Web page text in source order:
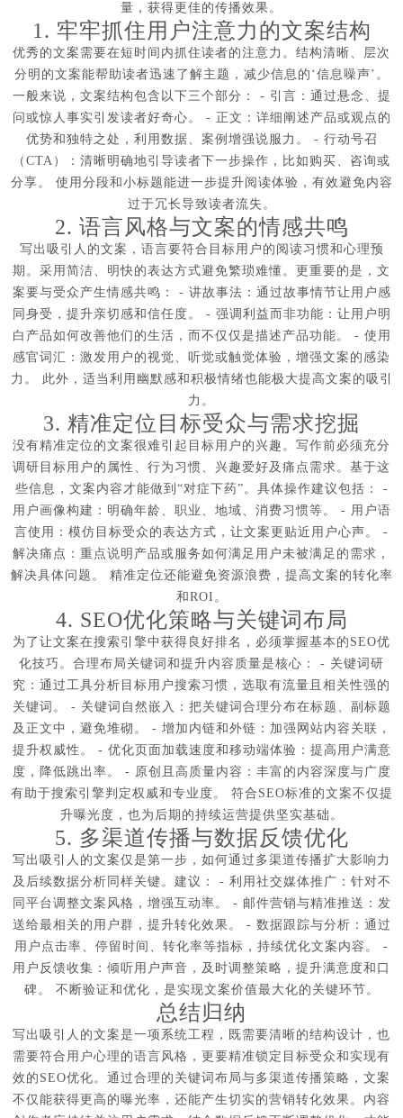
量，获得更佳的传播效果。
1. 牢牢抓住用户注意力的文案结构
优秀的文案需要在短时间内抓住读者的注意力。结构清晰、层次
分明的文案能帮助读者迅速了解主题，减少信息的‘信息噪声’。
一般来说，文案结构包含以下三个部分： - 引言：通过悬念、提
问或惊人事实引发读者好奇心。 - 正文：详细阐述产品或观点的
优势和独特之处，利用数据、案例增强说服力。 - 行动号召
（CTA）：清晰明确地引导读者下一步操作，比如购买、咨询或
分享。 使用分段和小标题能进一步提升阅读体验，有效避免内容
过于冗长导致读者流失。
2. 语言风格与文案的情感共鸣
写出吸引人的文案，语言要符合目标用户的阅读习惯和心理预
期。采用简洁、明快的表达方式避免繁琐难懂。更重要的是，文
案要与受众产生情感共鸣： - 讲故事法：通过故事情节让用户感
同身受，提升亲切感和信任度。 - 强调利益而非功能：让用户明
白产品如何改善他们的生活，而不仅仅是描述产品功能。 - 使用
感官词汇：激发用户的视觉、听觉或触觉体验，增强文案的感染
力。 此外，适当利用幽默感和积极情绪也能极大提高文案的吸引
力。
3. 精准定位目标受众与需求挖掘
没有精准定位的文案很难引起目标用户的兴趣。写作前必须充分
调研目标用户的属性、行为习惯、兴趣爱好及痛点需求。基于这
些信息，文案内容才能做到“对症下药”。具体操作建议包括： -
用户画像构建：明确年龄、职业、地域、消费习惯等。 - 用户语
言使用：模仿目标受众的表达方式，让文案更贴近用户心声。 -
解决痛点：重点说明产品或服务如何满足用户未被满足的需求，
解决具体问题。 精准定位还能避免资源浪费，提高文案的转化率
和ROI。
4. SEO优化策略与关键词布局
为了让文案在搜索引擎中获得良好排名，必须掌握基本的SEO优
化技巧。合理布局关键词和提升内容质量是核心： - 关键词研
究：通过工具分析目标用户搜索习惯，选取有流量且相关性强的
关键词。 - 关键词自然嵌入：把关键词合理分布在标题、副标题
及正文中，避免堆砌。 - 增加内链和外链：加强网站内容关联，
提升权威性。 - 优化页面加载速度和移动端体验：提高用户满意
度，降低跳出率。 - 原创且高质量内容：丰富的内容深度与广度
有助于搜索引擎判定权威和专业度。 符合SEO标准的文案不仅提
升曝光度，也为后期的持续运营提供坚实基础。
5. 多渠道传播与数据反馈优化
写出吸引人的文案仅是第一步，如何通过多渠道传播扩大影响力
及后续数据分析同样关键。建议： - 利用社交媒体推广：针对不
同平台调整文案风格，增强互动率。 - 邮件营销与精准推送：发
送给最相关的用户群，提升转化效果。 - 数据跟踪与分析：通过
用户点击率、停留时间、转化率等指标，持续优化文案内容。 -
用户反馈收集：倾听用户声音，及时调整策略，提升满意度和口
碑。 不断验证和优化，是实现文案价值最大化的关键环节。
总结归纳
写出吸引人的文案是一项系统工程，既需要清晰的结构设计，也
需要符合用户心理的语言风格，更要精准锁定目标受众和实现有
效的SEO优化。通过合理的关键词布局与多渠道传播策略，文案
不仅能获得更高的曝光率，还能产生切实的营销转化效果。内容